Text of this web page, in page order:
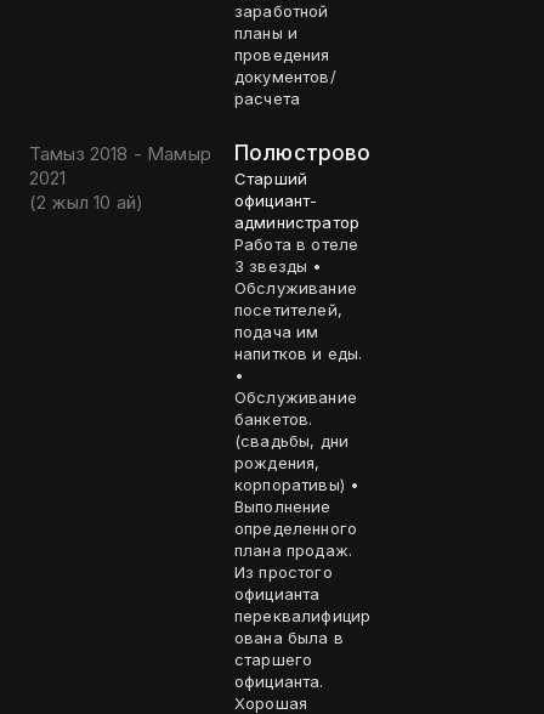
заработной
планы и
проведения
документов/
расчета
Тамыз 2018 - Мамыр
2021
(2 жыл 10 ай)
Полюстрово
Старший
официант-
администратор
Работа в отеле
3 звезды •
Обслуживание
посетителей,
подача им
напитков и еды.
•
Обслуживание
банкетов.
(свадьбы, дни
рождения,
корпоративы) •
Выполнение
определенного
плана продаж.
Из простого
официанта
переквалифицир
ована была в
старшего
официанта.
Хорошая